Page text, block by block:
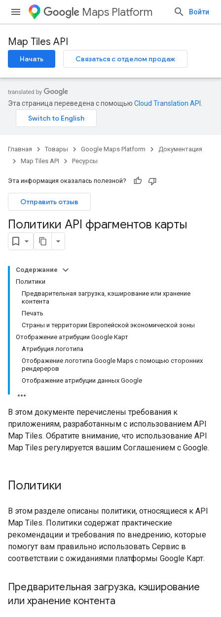
Maps Platform Войти
Map Tiles API
Начать Связаться с отделом продаж
Эта страница переведена с помощью Cloud Translation API
Главная Товары Google Maps Platform
Документация
Map Tiles API
Ресурсы
Эта информация оказалась полезной?
Отправить отзыв
Политики API фрагментов карты
Содержание
Политики
Предварительная загрузка, кэширование или хранение
контента
Печать
Страны и территории Европейской экономической зоны
Отображение атрибуции Google Карт
Атрибуция логотипа
Отображение логотипа Google Maps с помощью сторонних
рендереров
Отображение атрибуции данных Google
В этом документе перечислены требования к
приложениям, разработанным с использованием API
Map Tiles. Обратите внимание, что использование API
Map Tiles регулируется вашим Соглашением с Google.
Политики
В этом разделе описаны политики, относящиеся к API
Map Tiles. Политики содержат практические
рекомендации и требования по внедрению, которые
помогут вам правильно использовать Сервис в
соответствии с ожиданиями платформы Google Карт.
Предварительная загрузка, кэширование
или хранение контента